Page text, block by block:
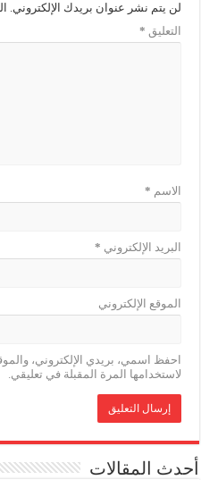
لن يتم نشر عنوان بريدك الإلكتروني.
التعليق *
الاسم *
البريد الإلكتروني *
الموقع الإلكتروني
احفظ اسمي، بريدي الإلكتروني،
لاستخدامها المرة المقبلة في تعليقي.
أحدث المقالات